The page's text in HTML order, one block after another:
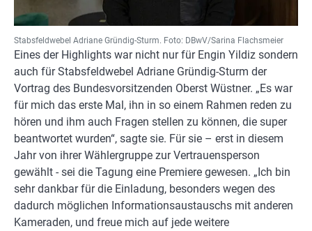
Stabsfeldwebel Adriane Gründig-Sturm. Foto: DBwV/Sarina Flachsmeier
Eines der Highlights war nicht nur für Engin Yildiz sondern
auch für Stabsfeldwebel Adriane Gründig-Sturm der
Vortrag des Bundesvorsitzenden Oberst Wüstner. „Es war
für mich das erste Mal, ihn in so einem Rahmen reden zu
hören und ihm auch Fragen stellen zu können, die super
beantwortet wurden“, sagte sie. Für sie – erst in diesem
Jahr von ihrer Wählergruppe zur Vertrauensperson
gewählt - sei die Tagung eine Premiere gewesen. „Ich bin
sehr dankbar für die Einladung, besonders wegen des
dadurch möglichen Informationsaustauschs mit anderen
Kameraden, und freue mich auf jede weitere